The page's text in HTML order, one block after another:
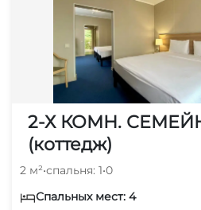
2-Х КОМН.
(коттедж)
2 м²•спальня: 1•0
Спальных мест: 4